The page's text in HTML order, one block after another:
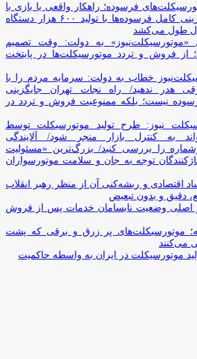
فرسوده؛ راهکار واقعی یا بازی با
منابع کشور؟ / جایگزینی کامل فرسوده‌ها با تولید ۶۰۰ هزار دستگاه
«موتورسیکلت‌نیوز» به دولت: وقت تصمیم
فروش و تردد موتورسیکلت‌ها در پایتخت
خطاب به دولت: سرمایه مردم را با
هدر ندهید/ راه نجات تهران جایگزینی
نیست؛ بلکه ممنوعیت فروش و تردد در
نیوز: طرح تولید موتورسیکلت توسط
به کنترل بازار منجر شود/ آلایندگی
را بررسی کنید/ بزرگ‌ترین «مسئولیت
توجه به جان و سلامت موتورسواران
اقتصادی و ریشه‌کنی آن از منظر رهبر انقلاب
دقیق و بدون تبعیض
وضعیت نابسامان خدمات پس از فروش
موتورسیکلت‌های پر زرق‌ و برقی که پشت
می‌کنند
موتورسیکلت در ایران به واسطه حاکمیت